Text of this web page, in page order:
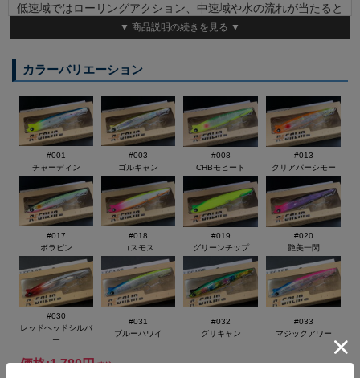
低速域ではローリングアクション、中速域や水の流れが当たると
スイングアクションとなります。流速変化などで自然にアクショ
フリーフォールでは水平にローリングしてフォールしていくの
で、フォール中にもバイトタイミングをつ作り出すことが可能で
す。
特徴的なヘッドのフォンにより流速感度を上げ、低速域でも動き
出しがスムーズになります。
100mmサイズのスリムボディにすることで空気抵抗を抑え、
25gのウェイトを最大限に活かした圧倒的飛距離により遠くの魚
を狙うことができます。
ナイトゲームで使用するイメージが強いシンキングペンシルです
が、デイナイト問わず様々なフィールドとシチュエーションで是
非ご使用ください。
◆LENGHT ：100mm
◆WEIGHT ： 25g タイプ ： シンキング フックサイズ：#6
低速域：ローリングアクション
中速域：スイングアクション
フリーフォール：水平ローリングフォール
▼ 商品説明の続きを見る ▼
カラーバリエーション
#001
チャーディン
#003
ゴルキャン
#008
CHBモヒート
#013
クリアパーシモー
#017
ボラピン
#018
コスモス
#019
グリーンチップ
#020
艶美一閃
#030
レッドヘッドシルバ
ー
#031
ブルーハワイ
#032
グリキャン
#033
マジックアワー
価格:1,780円(税込)